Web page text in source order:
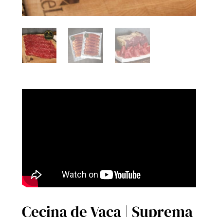
Cecina de Vaca | Suprema